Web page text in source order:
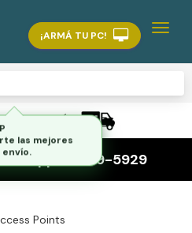
¡ARMÁ TU PC!
TODO EL PAÍS
116559-5929
Points